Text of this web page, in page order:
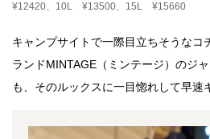
¥12420、10L ¥13500、15L ¥15660
キャンプサイトで一際目立ちそうなコ
ランドMINTAGE（ミンテージ）のジ
も、そのルックスに一目惚れして早速